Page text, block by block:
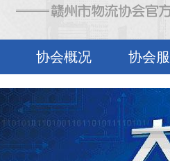
协会概况 协会